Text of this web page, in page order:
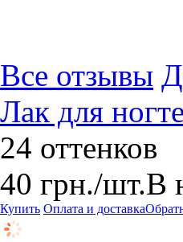
Все отзывы
Лак для
24 оттенков
40 грн./шт.В
Купить Оплата и доставка